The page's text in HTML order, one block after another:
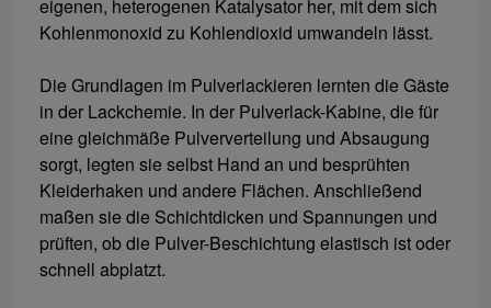
eigenen, heterogenen Katalysator her, mit dem sich
Kohlenmonoxid zu Kohlendioxid umwandeln lässt.
Die Grundlagen im Pulverlackieren lernten die Gäste
in der Lackchemie. In der Pulverlack-Kabine, die für
eine gleichmäße Pulververteilung und Absaugung
sorgt, legten sie selbst Hand an und besprühten
Kleiderhaken und andere Flächen. Anschließend
maßen sie die Schichtdicken und Spannungen und
prüften, ob die Pulver-Beschichtung elastisch ist oder
schnell abplatzt.